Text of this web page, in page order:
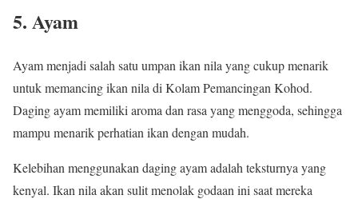
5. Ayam
Ayam menjadi salah satu umpan ikan nila yang cukup menarik
untuk memancing ikan nila di Kolam Pemancingan Kohod.
Daging ayam memiliki aroma dan rasa yang menggoda, sehingga
mampu menarik perhatian ikan dengan mudah.
Kelebihan menggunakan daging ayam adalah teksturnya yang
kenyal. Ikan nila akan sulit menolak godaan ini saat mereka